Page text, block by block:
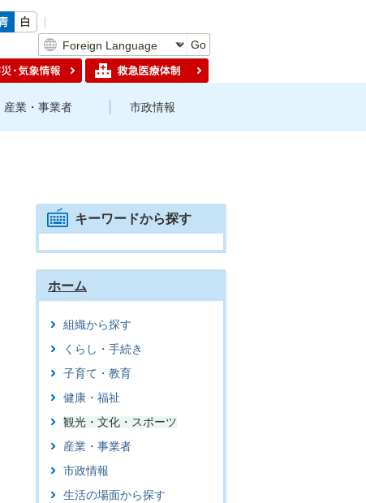
Go
産業・事業者 市政情報
キーワードから探す
ホーム
組織から探す
くらし・手続き
子育て・教育
健康・福祉
観光・文化・スポーツ
産業・事業者
市政情報
生活の場面から探す